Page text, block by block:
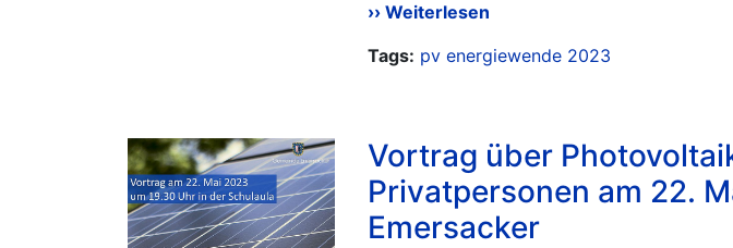
Weiterlesen
Tags: pv energiewende 2023
Vortrag über
Privatpersonen am 22.
Emersacker